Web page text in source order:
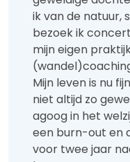
ik van de natuur,
bezoek ik
mijn eigen
Mijn leven is nu
niet altijd zo
agoog in het
een burn-out en
voor twee jaar